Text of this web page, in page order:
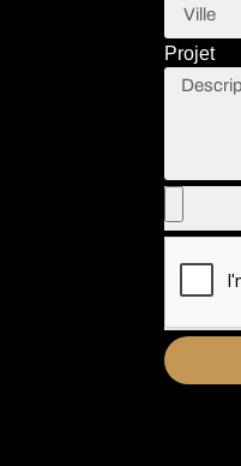
Projet